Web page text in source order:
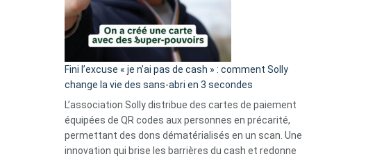
Fini l’excuse « je n’ai pas de cash » : comment Solly
change la vie des sans-abri en 3 secondes
L’association Solly distribue des cartes de paiement
équipées de QR codes aux personnes en précarité,
permettant des dons dématérialisés en un scan. Une
innovation qui brise les barrières du cash et redonne